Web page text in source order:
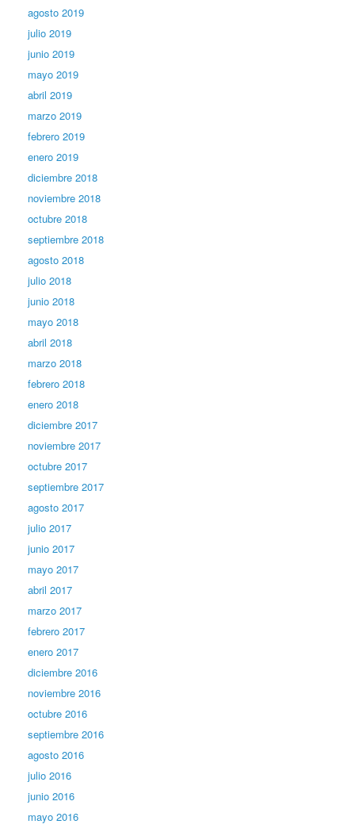
agosto 2019
julio 2019
junio 2019
mayo 2019
abril 2019
marzo 2019
febrero 2019
enero 2019
diciembre 2018
noviembre 2018
octubre 2018
septiembre 2018
agosto 2018
julio 2018
junio 2018
mayo 2018
abril 2018
marzo 2018
febrero 2018
enero 2018
diciembre 2017
noviembre 2017
octubre 2017
septiembre 2017
agosto 2017
julio 2017
junio 2017
mayo 2017
abril 2017
marzo 2017
febrero 2017
enero 2017
diciembre 2016
noviembre 2016
octubre 2016
septiembre 2016
agosto 2016
julio 2016
junio 2016
mayo 2016